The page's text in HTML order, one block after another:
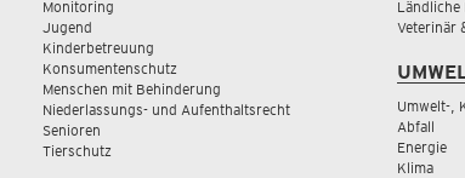
Monitoring
Jugend
Kinderbetreuung
Konsumentenschutz
Menschen mit Behinderung
Niederlassungs- und Aufenthaltsrecht
Senioren
Tierschutz
Ländliche
Veterinär
Umwelt-,
Abfall
Energie
Klima